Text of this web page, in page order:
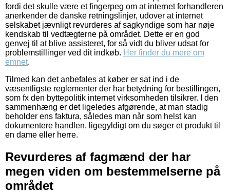
fordi det skulle være et fingerpeg om at internet forhandleren
anerkender de danske retningslinjer, udover at internet
selskabet jævnligt revurderes af sagkyndige som har nøje
kendskab til vedtægterne på området. Dette er en god
genvej til at blive assisteret, for så vidt du bliver udsat for
problemstillinger ved dit indkøb. Her finder du mere om
emnet.
Tilmed kan det anbefales at køber er sat ind i de
væsentligste reglementer der har betydning for bestillingen,
som fx den byttepolitik internet virksomheden tilsikrer. I den
sammenhæng er det ligeledes afgørende, at man stadig
beholder ens faktura, således man når som helst kan
dokumentere handlen, ligegyldigt om du søger et produkt til
en dame eller herre.
Revurderes af fagmænd der har
megen viden om bestemmelserne på
området